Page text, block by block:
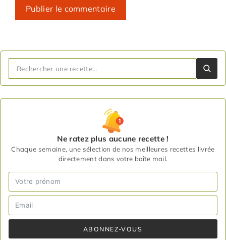
Ne ratez plus aucune recette !
Chaque semaine, une sélection de nos meilleures recettes livrée
directement dans votre boîte mail.
ABONNEZ-VOUS